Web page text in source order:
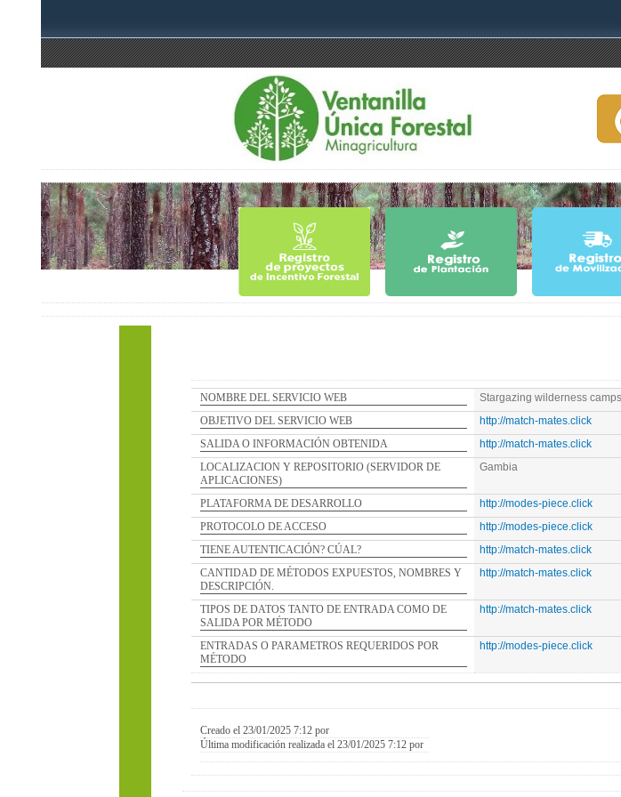
NOMBRE DEL SERVICIO WEB
Stargazing wilderness camps|Work-
OBJETIVO DEL SERVICIO WEB
http://match-mates.click
SALIDA O INFORMACIÓN OBTENIDA
http://match-mates.click
LOCALIZACION Y REPOSITORIO (SERVIDOR DE
APLICACIONES)
Gambia
PLATAFORMA DE DESARROLLO
http://modes-piece.click
PROTOCOLO DE ACCESO
http://modes-piece.click
TIENE AUTENTICACIÓN? CÚAL?
http://match-mates.click
CANTIDAD DE MÉTODOS EXPUESTOS, NOMBRES Y
DESCRIPCIÓN.
http://match-mates.click
TIPOS DE DATOS TANTO DE ENTRADA COMO DE
SALIDA POR MÉTODO
http://match-mates.click
ENTRADAS O PARAMETROS REQUERIDOS POR
MÉTODO
http://modes-piece.click
Creado el 23/01/2025 7:12 por
Última modificación realizada el 23/01/2025 7:12 por